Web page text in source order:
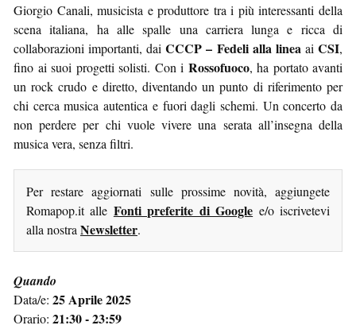
Giorgio Canali, musicista e produttore tra i più interessanti della
scena italiana, ha alle spalle una carriera lunga e ricca di
collaborazioni importanti, daiCCCP – Fedeli alla linea aiCSI,
fino ai suoi progetti solisti. Con i Rossofuoco, ha portato avanti
un rock crudo e diretto, diventando un punto di riferimento per
chi cerca musica autentica e fuori dagli schemi. Un concerto da
non perdere per chi vuole vivere una serata all’insegna della
musica vera, senza filtri.
Per restare aggiornati sulle prossime novità, aggiungete
Romapop.it alle Fonti preferite di Google e/o iscrivetevi
alla nostra Newsletter.
Quando
Data/e: 25 Aprile 2025
Orario: 21:30 - 23:59